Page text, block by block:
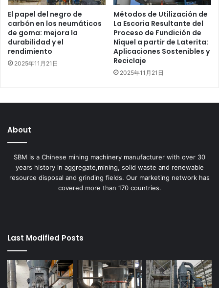
El papel del negro de
carbón en los neumáticos
de goma: mejora la
durabilidad y el
rendimiento
2025年11月21日
Métodos de Utilización de
La Escoria Resultante del
Proceso de Fundición de
Níquel a partir de Laterita:
Aplicaciones Sostenibles y
Reciclaje
2025年11月21日
About
SBM is a Chinese mining machinery manufacturer with over 30
years history in aggregate,mining, solid waste and renewable
resource disposal and grinding fields. Our marketing network has
covered more than 170 countries.
Last Modified Posts